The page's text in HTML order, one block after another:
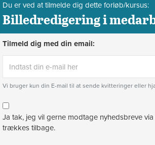
Du er ved at tilmelde dig dette forløb/kursus:
Billedredigering i
Tilmeld dig med din email:
Vi bruger kun din E-mail til at sende kvitteringer eller
Ja tak, jeg vil gerne modtage nyhedsbreve
trækkes tilbage.